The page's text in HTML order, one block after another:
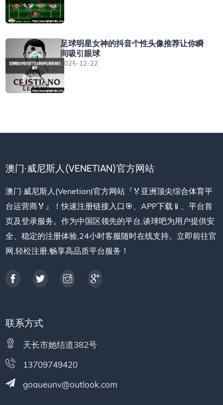
足球明星女神的抖音个性头像推荐让你瞬
间吸引眼球
2025-12-22
澳门·威尼斯人(VENETIAN)官方网站
澳门·威尼斯人(Venetian)官方网站『🏅亚洲顶尖综合体育平
台运营商🏅』！快速注册链接入口🎯、APP下载📱、平台首
页及登录服务。作为中国区领先的平台,谈球吧为用户提供安
全、稳定的注册体验,24小时客服随时在线支持。立即前往官
网,轻松注册,畅享高品质平台服务！
联系方式
天长市她结道382号
13709749420
goaueunv@outlook.com